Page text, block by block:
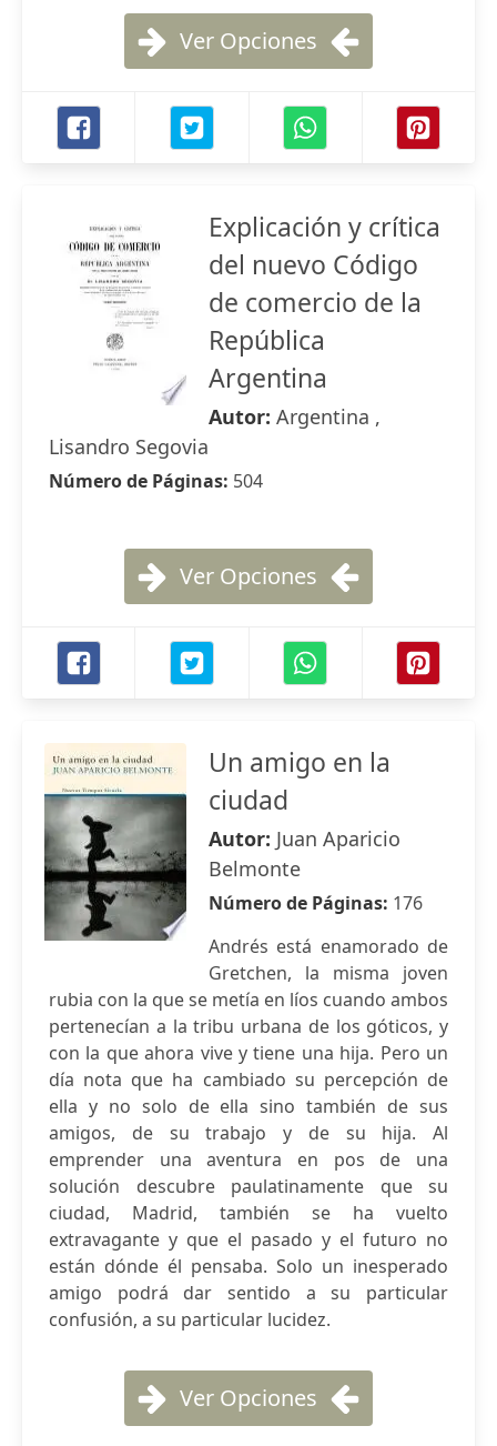
Ver Opciones
Explicación y crítica
del nuevo Código
de comercio de la
República
Argentina
Autor: Argentina ,
Lisandro Segovia
Número de Páginas: 504
Ver Opciones
Un amigo en la
ciudad
Autor: Juan Aparicio
Belmonte
Número de Páginas: 176
Andrés está enamorado de
Gretchen, la misma joven
rubia con la que se metía en líos cuando ambos
pertenecían a la tribu urbana de los góticos, y
con la que ahora vive y tiene una hija. Pero un
día nota que ha cambiado su percepción de
ella y no solo de ella sino también de sus
amigos, de su trabajo y de su hija. Al
emprender una aventura en pos de una
solución descubre paulatinamente que su
ciudad, Madrid, también se ha vuelto
extravagante y que el pasado y el futuro no
están dónde él pensaba. Solo un inesperado
amigo podrá dar sentido a su particular
confusión, a su particular lucidez.
Ver Opciones